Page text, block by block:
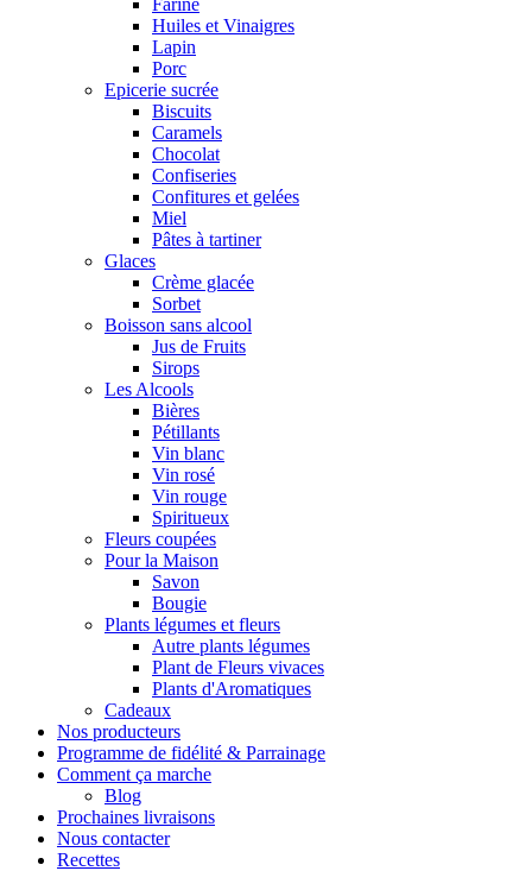
Farine
Huiles et Vinaigres
Lapin
Porc
Epicerie sucrée
Biscuits
Caramels
Chocolat
Confiseries
Confitures et gelées
Miel
Pâtes à tartiner
Glaces
Crème glacée
Sorbet
Boisson sans alcool
Jus de Fruits
Sirops
Les Alcools
Bières
Pétillants
Vin blanc
Vin rosé
Vin rouge
Spiritueux
Fleurs coupées
Pour la Maison
Savon
Bougie
Plants légumes et fleurs
Autre plants légumes
Plant de Fleurs vivaces
Plants d'Aromatiques
Cadeaux
Nos producteurs
Programme de fidélité & Parrainage
Comment ça marche
Blog
Prochaines livraisons
Nous contacter
Recettes